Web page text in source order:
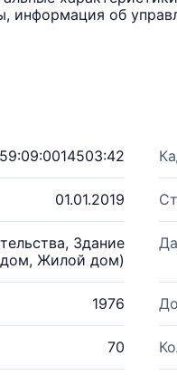
информация об
59:09:0014503:42
01.01.2019
Здание
Жилой дом)
1976
70